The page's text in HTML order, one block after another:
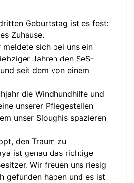
Geburtstag ist es fest:
Zuhause.
meldete sich bei uns ein
Jahren den SeS-
seit dem von einem
die Windhundhilfe und
unserer Pflegestellen
unser Sloughis spazieren
den Traum zu
ist genau das richtige
Wir freuen uns riesig,
gefunden haben und es ist